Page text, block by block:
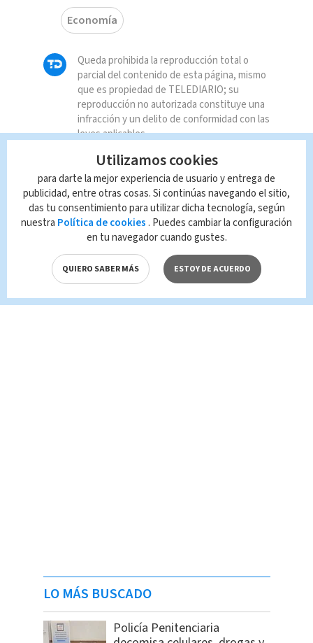
Economía
Queda prohibida la reproducción total o
parcial del contenido de esta página, mismo
que es propiedad de TELEDIARIO; su
reproducción no autorizada constituye una
infracción y un delito de conformidad con las
leyes aplicables.
LO MÁS BUSCADO
Policía Penitenciaria
Utilizamos cookies
para darte la mejor experiencia de usuario y entrega de
publicidad, entre otras cosas. Si continúas navegando el sitio,
das tu consentimiento para utilizar dicha tecnología, según
nuestra Política de cookies . Puedes cambiar la configuración
en tu navegador cuando gustes.
QUIERO SABER MÁS ESTOY DE ACUERDO